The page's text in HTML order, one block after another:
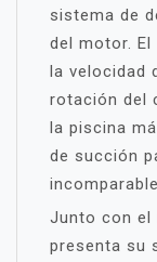
sistema de
del motor.
la velocidad
rotación del
la piscina
de succión
Junto con el
presenta su